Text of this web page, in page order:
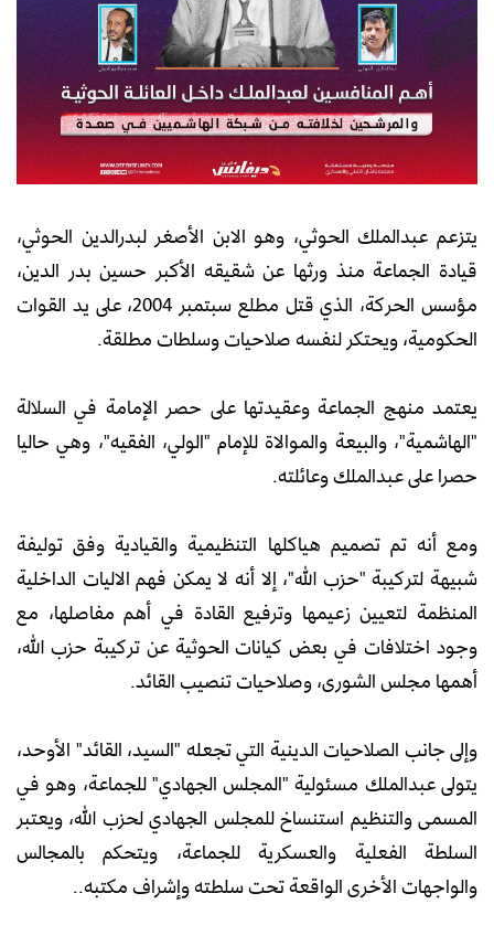
يتزعم عبدالملك الحوثي، وهو الابن الأصغر لبدرالدين الحوثي،
قيادة الجماعة منذ ورثها عن شقيقه الأكبر حسين بدر الدين،
مؤسس الحركة، الذي قتل مطلع سبتمبر 2004، على يد القوات
الحكومية، ويحتكر لنفسه صلاحيات وسلطات مطلقة.
يعتمد منهج الجماعة وعقيدتها على حصر الإمامة في السلالة
"الهاشمية"، والبيعة والموالاة للإمام "الولي، الفقيه"، وهي حاليا
حصرا على عبدالملك وعائلته.
ومع أنه تم تصميم هياكلها التنظيمية والقيادية وفق توليفة
شبيهة لتركيبة "حزب الله"، إلا أنه لا يمكن فهم الاليات الداخلية
المنظمة لتعيين زعيمها وترفيع القادة في أهم مفاصلها، مع
وجود اختلافات في بعض كيانات الحوثية عن تركيبة حزب الله،
أهمها مجلس الشورى، وصلاحيات تنصيب القائد.
وإلى جانب الصلاحيات الدينية التي تجعله "السيد، القائد" الأوحد،
يتولى عبدالملك مسئولية "المجلس الجهادي" للجماعة، وهو في
المسمى والتنظيم استنساخ للمجلس الجهادي لحزب الله، ويعتبر
السلطة الفعلية والعسكرية للجماعة، ويتحكم بالمجالس
والواجهات الأخرى الواقعة تحت سلطته وإشراف مكتبه..